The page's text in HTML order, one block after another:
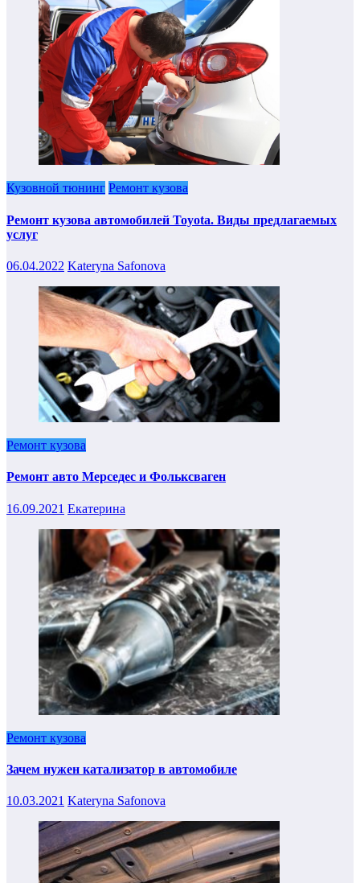
Кузовной тюнинг Ремонт кузова
Ремонт кузова автомобилей Toyota. Виды предлагаемых
услуг
06.04.2022 Kateryna Safonova
Ремонт кузова
Ремонт авто Мерседес и Фольксваген
16.09.2021 Екатерина
Ремонт кузова
Зачем нужен катализатор в автомобиле
10.03.2021 Kateryna Safonova